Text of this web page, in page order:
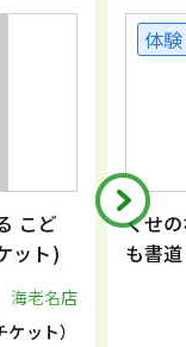
こど
ット)
海老名店
ケット）
体験
くせ
も書